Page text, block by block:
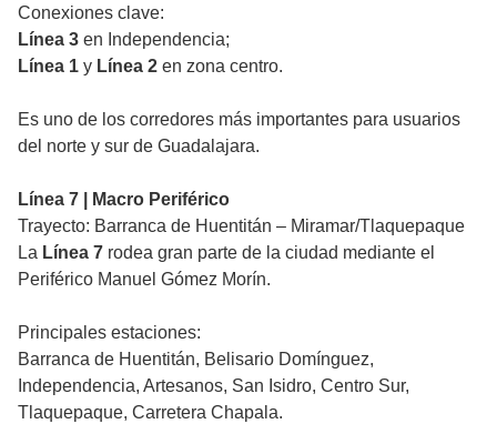
Conexiones clave:
Línea 3 en Independencia;
Línea 1 y Línea 2 en zona centro.
Es uno de los corredores más importantes para usuarios
del norte y sur de Guadalajara.
Línea 7 | Macro Periférico
Trayecto: Barranca de Huentitán – Miramar/Tlaquepaque
La Línea 7 rodea gran parte de la ciudad mediante el
Periférico Manuel Gómez Morín.
Principales estaciones:
Barranca de Huentitán, Belisario Domínguez,
Independencia, Artesanos, San Isidro, Centro Sur,
Tlaquepaque, Carretera Chapala.